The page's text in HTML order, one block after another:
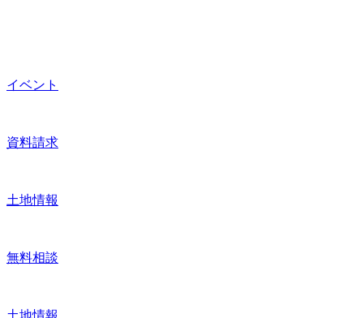
イベント
資料請求
土地情報
無料相談
土地情報